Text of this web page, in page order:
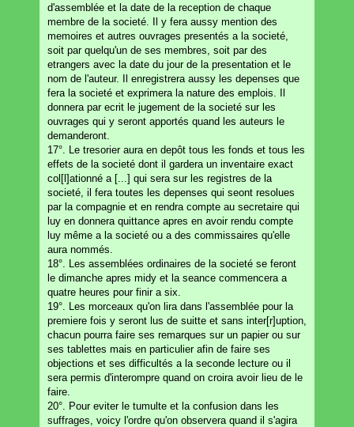
d'assemblée et la date de la reception de chaque
membre de la societé. Il y fera aussy mention des
memoires et autres ouvrages presentés a la societé,
soit par quelqu'un de ses membres, soit par des
etrangers avec la date du jour de la presentation et le
nom de l'auteur. Il enregistrera aussy les depenses que
fera la societé et exprimera la nature des emplois. Il
donnera par ecrit le jugement de la societé sur les
ouvrages qui y seront apportés quand les auteurs le
demanderont.
17°. Le tresorier aura en depôt tous les fonds et tous les
effets de la societé dont il gardera un inventaire exact
col[l]ationné a [...] qui sera sur les registres de la
societé, il fera toutes les depenses qui seont resolues
par la compagnie et en rendra compte au secretaire qui
luy en donnera quittance apres en avoir rendu compte
luy même a la societé ou a des commissaires qu'elle
aura nommés.
18°. Les assemblées ordinaires de la societé se feront
le dimanche apres midy et la seance commencera a
quatre heures pour finir a six.
19°. Les morceaux qu'on lira dans l'assemblée pour la
premiere fois y seront lus de suitte et sans inter[r]uption,
chacun pourra faire ses remarques sur un papier ou sur
ses tablettes mais en particulier afin de faire ses
objections et ses difficultés a la seconde lecture ou il
sera permis d'interompre quand on croira avoir lieu de le
faire.
20°. Pour eviter le tumulte et la confusion dans les
suffrages, voicy l'ordre qu'on observera quand il s'agira